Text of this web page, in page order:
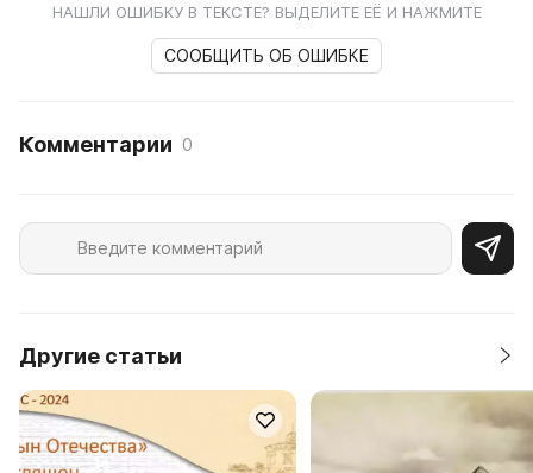
НАШЛИ ОШИБКУ В ТЕКСТЕ? ВЫДЕЛИТЕ ЕЁ И НАЖМИТЕ
СООБЩИТЬ ОБ ОШИБКЕ
Комментарии 0
Другие статьи